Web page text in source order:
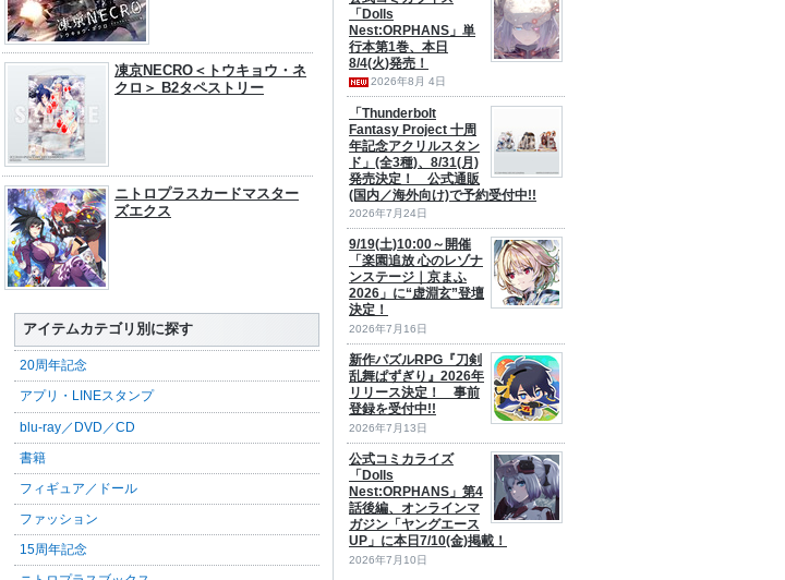
凍京NECRO＜トウキョウ・ネ
クロ＞ B2タペストリー
ニトロプラスカードマスター
ズエクス
アイテムカテゴリ別に探す
20周年記念
アプリ・LINEスタンプ
blu-ray／DVD／CD
書籍
フィギュア／ドール
ファッション
15周年記念
「Dolls
Nest:ORPHANS」単
行本第1巻、本日
8/4(火)発売！
2026年8月 4日
「Thunderbolt
Fantasy Project 十周
年記念アクリルスタン
ド」(全3種)、8/31(月)
発売決定！ 公式通販
(国内／海外向け)で予約受付中!!
2026年7月24日
9/19(土)10:00～開催
「楽園追放 心のレゾナ
ンステージ｜京まふ
2026」に“虚淵玄”登壇
決定！
2026年7月16日
新作パズルRPG『刀剣
乱舞ぱずぎり』2026年
リリース決定！ 事前
登録を受付中!!
2026年7月13日
公式コミカライズ
「Dolls
Nest:ORPHANS」第4
話後編、オンラインマ
ガジン「ヤングエース
UP」に本日7/10(金)掲載！
2026年7月10日